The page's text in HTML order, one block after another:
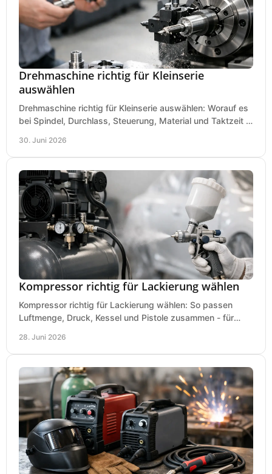
Drehmaschine richtig für Kleinserie
auswählen
Drehmaschine richtig für Kleinserie auswählen: Worauf es
bei Spindel, Durchlass, Steuerung, Material und Taktzeit in
30. Juni 2026
Kompressor richtig für Lackierung wählen
Kompressor richtig für Lackierung wählen: So passen
Luftmenge, Druck, Kessel und Pistole zusammen - für
28. Juni 2026